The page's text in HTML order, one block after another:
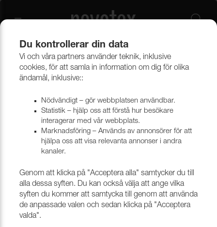
Beklädnadsmaterial Möbeltyger Alla möbeltyger
Du kontrollerar din data
Vi och våra partners använder teknik, inklusive
cookies, för att samla in information om dig för olika
ändamål, inklusive::
Nödvändigt – gör webbplatsen användbar.
Statistik – hjälp oss att förstå hur besökare
interagerar med vår webbplats.
Marknadsföring – Används av annonsörer för att
hjälpa oss att visa relevanta annonser i andra
kanaler.
Genom att klicka på "Acceptera alla" samtycker du till
alla dessa syften. Du kan också välja att ange vilka
syften du kommer att samtycka till genom att använda
de anpassade valen och sedan klicka på "Acceptera
valda".